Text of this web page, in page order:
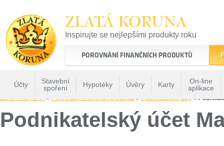
ZLATÁ KORUNA
Inspirujte se nejlepšími produkty roku
22 let tradice a kvality na finančním trhu
POROVNÁNÍ FINANČNÍCH PRODUKTŮ
Účty
Stavební
spoření
Hypotéky Úvěry Karty
On-line
aplikace
ZLATÁ KORUNA» Porovnání finančních produktů » Podnikatelské účty »
Podnikatelský účet